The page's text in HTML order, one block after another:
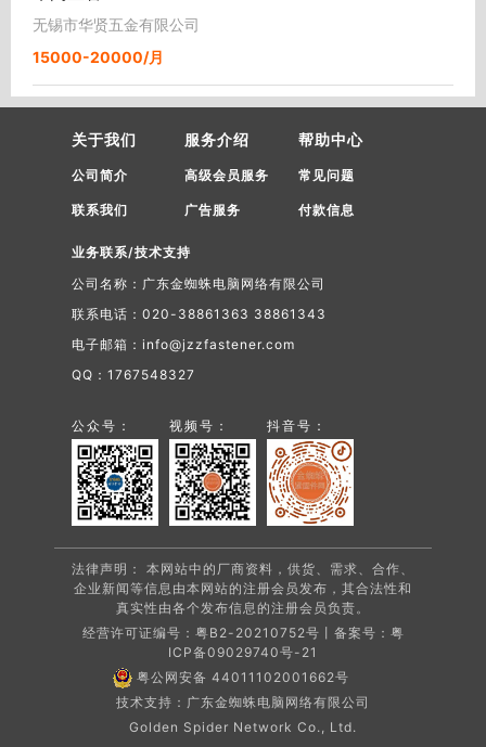
无锡市华贤五金有限公司
15000-20000/月
关于我们
公司简介
联系我们
服务介绍
高级会员服务
广告服务
帮助中心
常见问题
付款信息
业务联系/技术支持
公司名称：广东金蜘蛛电脑网络有限公司
联系电话：020-38861363 38861343
电子邮箱：info@jzzfastener.com
QQ：1767548327
公众号： 视频号： 抖音号：
法律声明： 本网站中的厂商资料，供货、需求、合作、
企业新闻等信息由本网站的注册会员发布，其合法性和
真实性由各个发布信息的注册会员负责。
经营许可证编号：粤B2-20210752号丨备案号： 粤
ICP备09029740号-21
粤公网安备 44011102001662号
技术支持：广东金蜘蛛电脑网络有限公司
Golden Spider Network Co., Ltd.